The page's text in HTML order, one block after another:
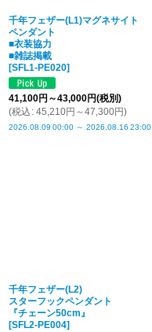
千年フェザー(L1)マグネサイト
ペンダント
■衣装協力
■雑誌掲載
[SFL1-PE020]
41,100円 ～43,000円(税別)
(税込 : 45,210円 ～47,300円)
2026.08.09 00:00 ～ 2026.08.16 23:00
千年フェザー(L2)
スターフックペンダント
『チェーン50cm』
[SFL2-PE004]